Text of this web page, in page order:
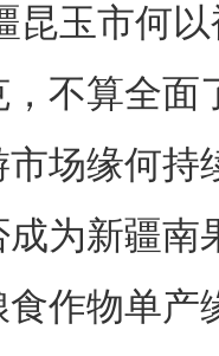
克（东莞）文化
昆玉市何以
不算全面
场缘何持
为新疆南
作物单产